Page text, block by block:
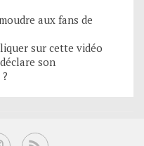
aux fans de
sur cette vidéo
son